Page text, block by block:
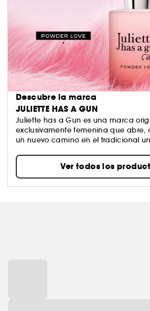
Descubre la marca
JULIETTE HAS A GUN
Juliette has a Gun es una marca
exclusivamente femenina que abre,
un nuevo camino en el tradicional
romanticismo, con la figura de
empoderamiento de la mujer (has a
Ver todos los